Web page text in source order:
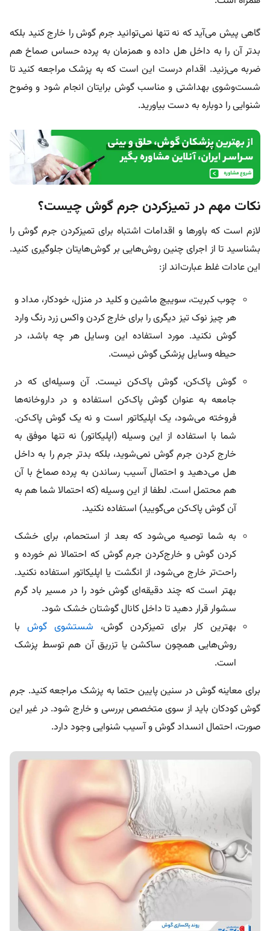
گاهی پیش می‌آید که نه تنها نمی‌توانید جرم گوش را خارج کنید بلکه
بدتر آن را به داخل هل داده و همزمان به پرده حساس صماخ هم
ضربه می‌زنید. اقدام درست این است که به پزشک مراجعه کنید تا
شست‌وشوی بهداشتی و مناسب گوش برایتان انجام شود و وضوح
شنوایی را دوباره به دست بیاورید.
نکات مهم در تمیزکردن جرم گوش چیست؟
لازم است که باورها و اقدامات اشتباه برای تمیزکردن جرم گوش را
بشناسید تا از اجرای چنین روش‌هایی بر گوش‌هایتان جلوگیری کنید.
این عادات غلط عبارت‌اند از:
چوب کبریت، سوییچ ماشین و کلید در منزل، خودکار، مداد و
هر چیز نوک تیز دیگری را برای خارج کردن واکس زرد رنگ وارد
گوش نکنید. مورد استفاده این وسایل هر چه باشد، در
حیطه وسایل پزشکی گوش نیست.
گوش پاک‌کن، گوش پاک‌کن نیست. آن وسیله‌ای که در
جامعه به عنوان گوش پاک‌کن استفاده و در داروخانه‌ها
فروخته می‌شود، یک اپلیکاتور است و نه یک گوش پاک‌کن.
شما با استفاده از این وسیله (اپلیکاتور) نه تنها موفق به
خارج کردن جرم گوش نمی‌شوید، بلکه بدتر جرم را به داخل
هل می‌دهید و احتمال آسیب رساندن به پرده صماخ با آن
هم محتمل است. لطفا از این وسیله (که احتمالا شما هم به
آن گوش پاک‌کن می‌گویید) استفاده نکنید.
به شما توصیه می‌شود که بعد از استحمام، برای خشک
کردن گوش و خارج‌کردن جرم گوش که احتمالا نم خورده و
راحت‌تر خارج می‌شود، از انگشت یا اپلیکاتور استفاده نکنید.
بهتر است که چند دقیقه‌ای گوش خود را در مسیر باد گرم
سشوار قرار دهید تا داخل کانال گوشتان خشک شود.
بهترین کار برای تمیزکردن گوش، شستشوی گوش با
روش‌هایی همچون ساکشن یا تزریق آن هم توسط پزشک
است.
برای معاینه گوش در سنین پایین حتما به پزشک مراجعه کنید. جرم
گوش کودکان باید از سوی متخصص بررسی و خارج شود. در غیر این
صورت، احتمال انسداد گوش و آسیب شنوایی وجود دارد.